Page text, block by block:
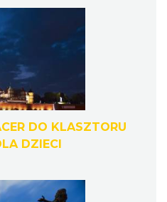
DO KLASZTORU
DZIECI